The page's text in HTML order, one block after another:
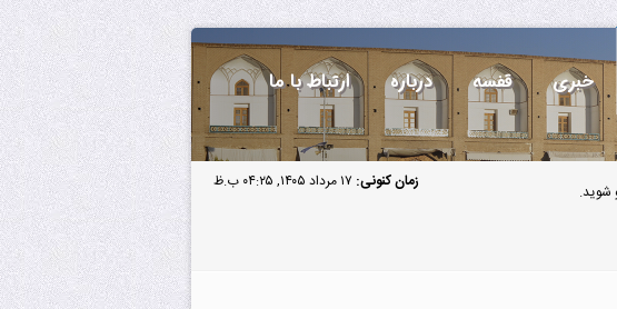
خبری قفسه درباره ارتباط با ما
زمان کنونی: ۱۷ مرداد ۱۴۰۵, ۰۴:۲۵ ب.ظ
شوید.